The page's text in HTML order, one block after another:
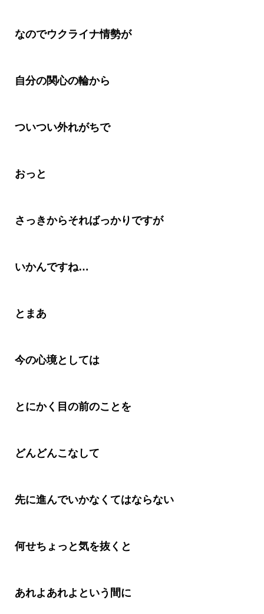
なのでウクライナ情勢が
自分の関心の輪から
ついつい外れがちで
おっと
さっきからそればっかりですが
いかんですね…
とまあ
今の心境としては
とにかく目の前のことを
どんどんこなして
先に進んでいかなくてはならない
何せちょっと気を抜くと
あれよあれよという間に